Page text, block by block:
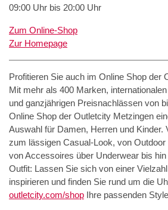
09:00 Uhr bis 20:00 Uhr
Zum Online-Shop
Zur Homepage
Profitieren Sie auch im Online Shop der
Mit mehr als 400 Marken,
und ganzjährigen Preisnachlässen von
Online Shop der Outletcity Metzingen
Auswahl für Damen, Herren und Kinder.
zum lässigen Casual-Look, von
von Accessoires über Underwear bis
Outfit: Lassen Sie sich von einer
inspirieren und finden Sie rund um die
outletcity.com/shop Ihre passenden